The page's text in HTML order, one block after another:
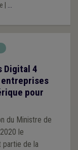
...
Digital 4
entreprises
pour
du Ministre de
le
partie de la